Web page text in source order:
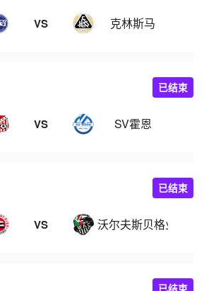
VS 克林斯马
VS SV霍恩
已结束
VS 沃尔夫斯贝格业余队
已结束